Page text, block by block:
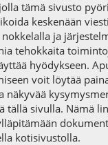
tämä sivusto
keskenään
ja
tehokkaita
hyödykseen.
voit löytää
näkyvää
tällä sivulla. Nämä
kotisivustolla.